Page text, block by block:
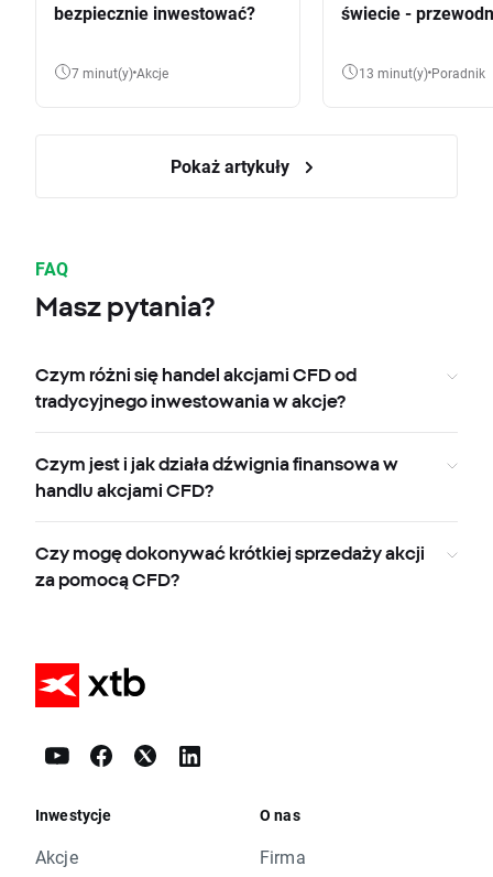
bezpiecznie inwestować?
7 minut(y) Akcje
świecie -
13 minut(y) Poradnik
Pokaż artykuły
FAQ
Masz pytania?
Czym różni się handel akcjami CFD od
tradycyjnego inwestowania w akcje?
Czym jest i jak działa dźwignia finansowa w
handlu akcjami CFD?
Czy mogę dokonywać krótkiej sprzedaży akcji
za pomocą CFD?
Inwestycje
Akcje
O nas
Firma